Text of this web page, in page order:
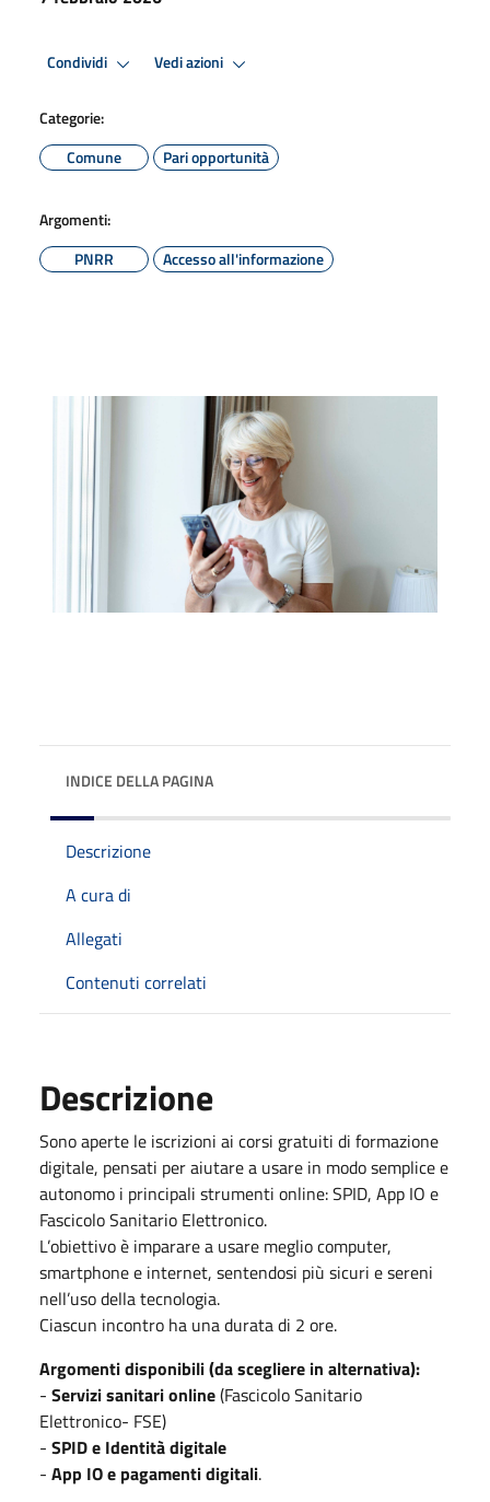
Condividi Vedi azioni
Categorie:
Comune
Pari opportunità
Argomenti:
PNRR
Accesso all'informazione
INDICE DELLA PAGINA
Descrizione
A cura di
Allegati
Contenuti correlati
Descrizione
Sono aperte le iscrizioni ai corsi gratuiti di formazione
digitale, pensati per aiutare a usare in modo semplice e
autonomo i principali strumenti online: SPID, App IO e
Fascicolo Sanitario Elettronico.
L’obiettivo è imparare a usare meglio computer,
smartphone e internet, sentendosi più sicuri e sereni
nell’uso della tecnologia.
Ciascun incontro ha una durata di 2 ore.
Argomenti disponibili (da scegliere in alternativa):
- Servizi sanitari online(Fascicolo Sanitario
Elettronico- FSE)
- SPID e Identità digitale
- App IO e pagamenti digitali.